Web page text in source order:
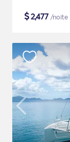
$2,477 /noite